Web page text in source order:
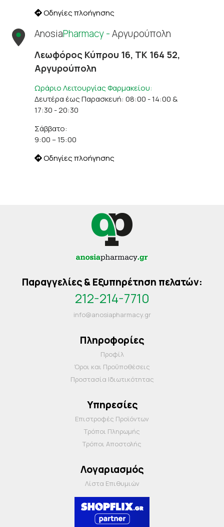
Οδηγίες πλοήγησης
AnosiaPharmacy -Αργυρούπολη
Λεωφόρος Κύπρου 16, ΤΚ 164 52,
Αργυρούπολη
Ωράριο Λειτουργίας Φαρμακείου:
Δευτέρα έως Παρασκευή: 08:00 - 14:00 &
17:30 - 20:30
Σάββατο:
9:00 – 15:00
Οδηγίες πλοήγησης
Παραγγελίες & Εξυπηρέτηση πελατών:
212-214-7710
info@anosiapharmacy.gr
Πληροφορίες
Προφίλ
Όροι και Προΰποθέσεις
Προστασία Ιδιωτικότητας
Υπηρεσίες
Επιστροφές Προϊόντων
Τρόποι Πληρωμής
Τρόποι Αποστολής
Λογαριασμός
Λίστα Επιθυμιών